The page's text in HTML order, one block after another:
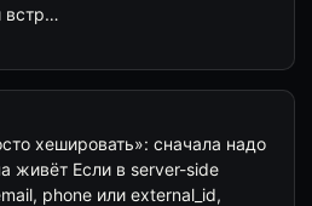
встр…
хешировать»: сначала надо
живёт Если в server-side
phone или external_id,